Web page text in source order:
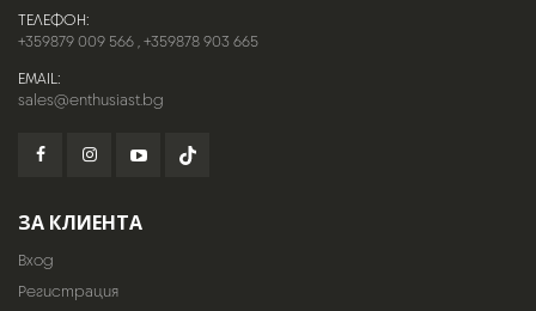
ТЕЛЕФОН:
+359879 009 566,+359878 903 665
EMAIL:
sales@enthusiast.bg
ЗА КЛИЕНТА
Вход
Регистрация